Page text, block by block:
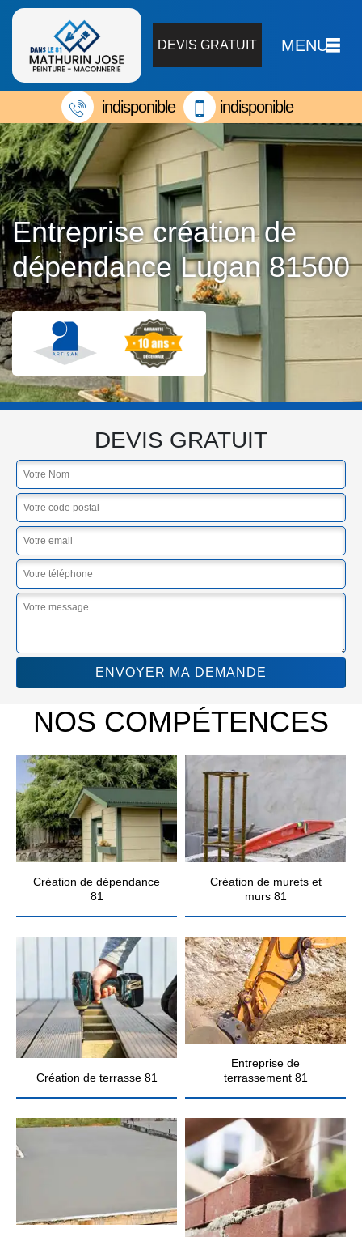
DEVIS GRATUIT MENU
indisponible indisponible
Entreprise création de
dépendance Lugan 81500
DEVIS GRATUIT
NOS COMPÉTENCES
Création de dépendance
81
Création de murets et
murs 81
Création de terrasse 81
Entreprise de
terrassement 81